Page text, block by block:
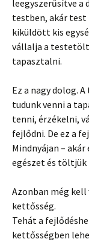
leegyszerűsítve a
testben, akár test
kiküldött kis
vállalja a
tapasztalni.
Ez a nagy dolog.
tudunk venni a
tenni, érzékelni,
fejlődni. De ez a
Mindnyájan –
egészet és
Azonban még
kettősség.
Tehát a
kettősségben